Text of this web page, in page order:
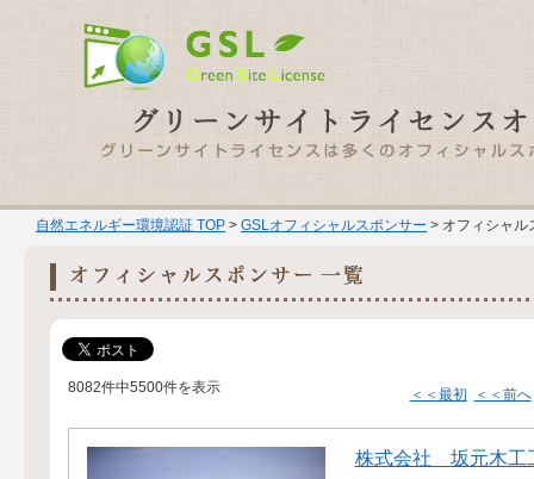
自然エネルギー環境認証 TOP > GSLオフィシャルスポンサー > オフィシャル
8082件中5500件を表示 ＜＜最初 ＜＜前へ
株式会社 坂元木工